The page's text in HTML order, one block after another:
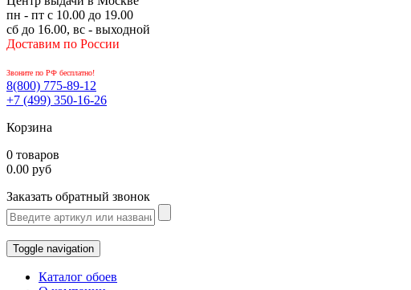
пн - пт с 10.00 до 19.00
сб до 16.00, вс - выходной
Доставим по России
Звоните по РФ бесплатно!
8(800) 775-89-12
+7 (499) 350-16-26
Корзина
0 товаров
0.00 руб
Заказать обратный звонок
Toggle navigation
Каталог обоев